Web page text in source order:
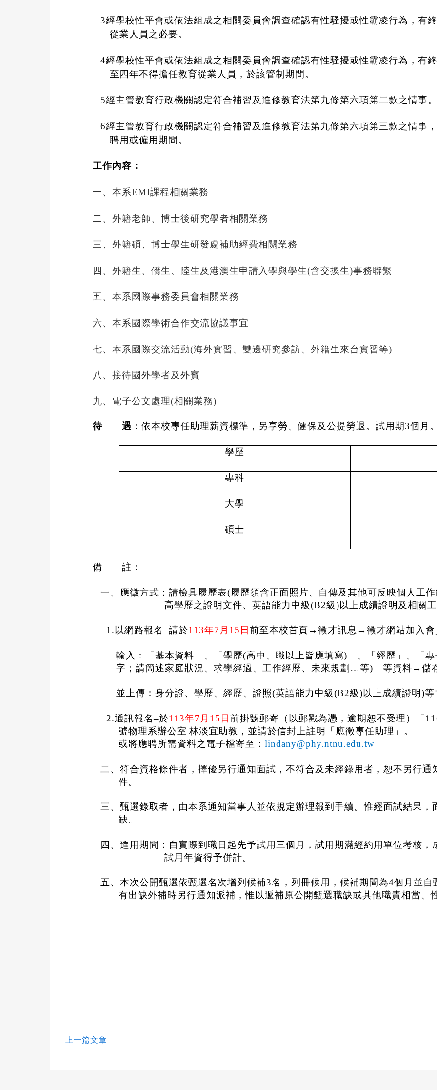
3經學校性平會或依法組成之相關委員會調查確認有性騷擾或性霸凌行為，有
從業人員之必要。
4經學校性平會或依法組成之相關委員會調查確認有性騷擾或性霸凌行為，有
至四年不得擔任教育從業人員，於該管制期間。
5經主管教育行政機關認定符合補習及進修教育法第九條第六項第二款之情事。
6經主管教育行政機關認定符合補習及進修教育法第九條第六項第三款之情事
聘用或僱用期間。
工作內容 ：
一、本系EMI課程相關業務
二、外籍老師、博士後研究學者相關業務
三、外籍碩、博士學生研發處補助經費相關業務
四、外籍生、僑生、陸生及港澳生申請入學與學生(含交換生)事務聯繫
五、本系國際事務委員會相關業務
六、本系國際學術合作交流協議事宜
七、本系國際交流活動(海外實習、雙邊研究參訪、外籍生來台實習等)
八、接待國外學者及外賓
九、電子公文處理(相關業務)
待 遇 ：依本校專任助理薪資標準，另享勞、健保及公提勞退。試用期3個月
學歷
專科
大學
碩士
備 註 ：
一、應徵方式：請檢具履歷表(履歷須含正面照片、自傳及其他可反映個人工
高學歷之證明文件、英語能力中級(B2級)以上成績證明及相關
1. 以網路報名–請於113年7 月 15 日 前至本校首頁→ 徵才訊息 → 徵才網站加入
輸入：「基本資料」、「學歷(高中、職以上皆應填寫) 」、「經歷」、「
字；請簡述家庭狀況、求學經過、工作經歷、未來規劃 …等) 」等資料→ 儲
並上傳：身分證、學歷、經歷、證照(英語能力中級(B2級)以上成績證明)等
2.通訊報名–於113年7 月 15 日 前掛號郵寄（以郵戳為憑，逾期恕不受理）「
號物理系辦公室 林淡宜助教，並請於信封上註明「應徵專任助理」。
或將應聘所需資料之電子檔寄至：lindany@phy.ntnu.edu.tw
二、符合資格條件者，擇優另行通知面試，不符合及未經錄用者，恕不另行通
件。
三、甄選錄取者，由本系通知當事人並依規定辦理報到手續。惟經面試結果，
缺。
四、進用期間：自實際到職日起先予試用三個月， 試用期滿經約用單位考核，
試用年資得予併計。
五、本次公開甄選依甄選名次增列候補3名，列冊候用，候補期間為4個月並自
有出缺外補時另行通知派補，惟以遞補原公開甄選職缺或其他職責相當、
上一篇文章